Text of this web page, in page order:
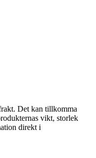
Det kan tillkomma
vikt, storlek
direkt i